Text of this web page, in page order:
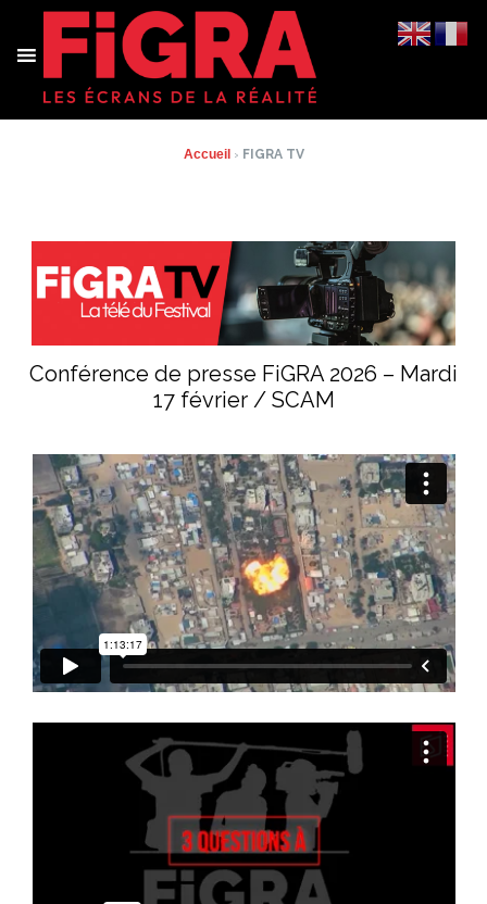
contenu
Accueil › FIGRA TV
Conférence de presse FiGRA 2026 – Mardi
17 février / SCAM